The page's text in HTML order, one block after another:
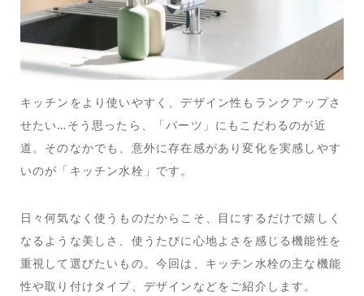
キッチンをより使いやすく、デザイン性もランクアップさ
せたい…そう思ったら、「パーツ」にもこだわるのが近
道。そのなかでも、意外に存在感があり変化を実感しやす
いのが「キッチン水栓」です。
日々何気なく使うものだからこそ、目にするだけで嬉しく
なるような美しさ、使うたびに心地よさを感じる機能性を
重視して選びたいもの。今回は、キッチン水栓の主な機能
性や取り付けタイプ、デザインなどをご紹介します。